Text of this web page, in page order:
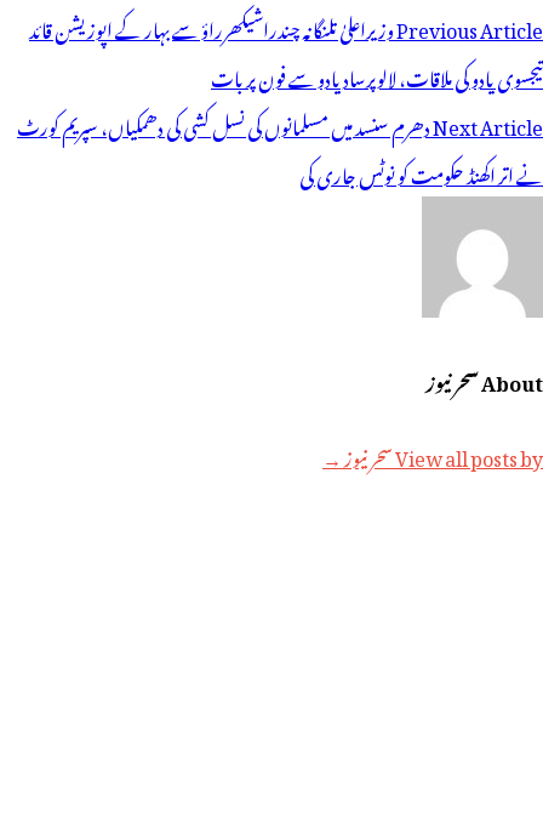
پوسٹوں
کی
نیویگیشن
Previous Articleوزیراعلیٰ تلنگانہ چندراشیکھرراؤ سے بہار کے اپوزیشن قائد
تیجسوی یادو کی ملاقات، لالوپرساد یادو سے فون پر بات
Next Articleدھرم سنسد میں مسلمانوں کی نسل کشی کی دھمکیاں، سپریم کورٹ
نے اتر اکھنڈ حکومت کو نوٹس جاری کی
About سحر نیوز
View all posts by سحر نیوز →